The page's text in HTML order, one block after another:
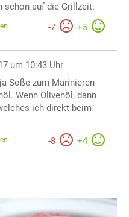
schon auf die Grillzeit.
-7 +5
um 10:43 Uhr
Soße zum Marinieren
Wenn Olivenöl, dann
ich direkt beim
-8 +4